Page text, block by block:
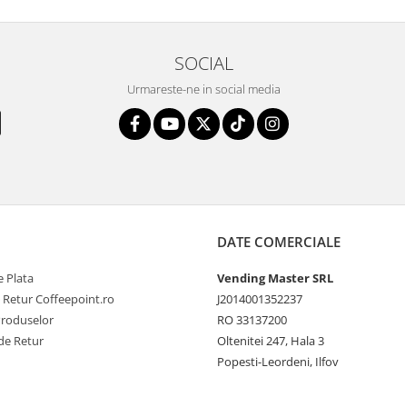
SOCIAL
Urmareste-ne in social media
Plata
Retur Coffeepoint.ro
Retur
DATE COMERCIALE
Vending Master SRL
J2014001352237
RO 33137200
Oltenitei 247, Hala 3
Popesti-Leordeni, Ilfov